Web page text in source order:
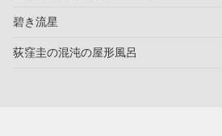
碧き流星
荻窪圭の混沌の屋形風呂